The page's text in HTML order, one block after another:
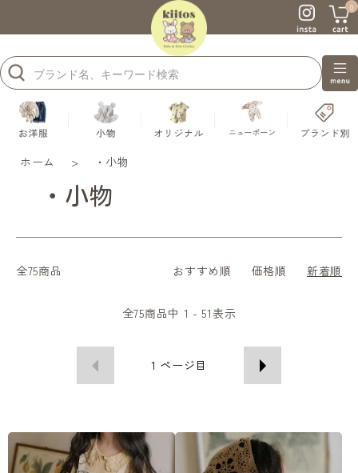
0
ホーム > ・小物
・小物
全75商品 おすすめ順 価格順 新着順
全75商品中 1 - 51表示
1 ページ目